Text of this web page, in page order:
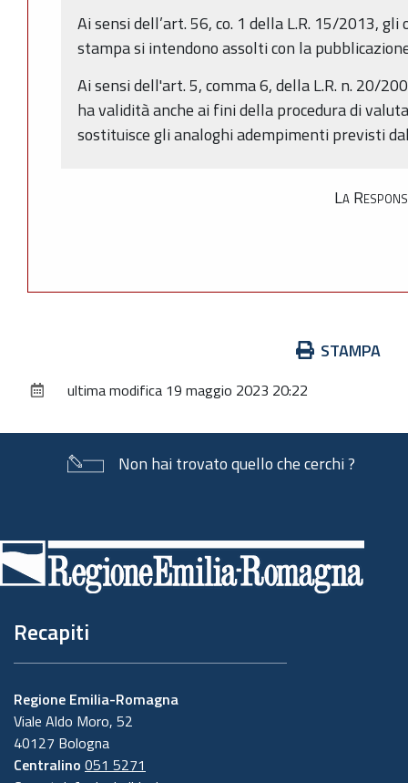
Ai sensi dell’art. 56, co. 1 della L.R. 15/2013,
stampa si intendono assolti con la
Ai sensi dell'art. 5, comma 6, della L.R. n. 20/
ha validità anche ai fini della procedura di
sostituisce gli analoghi adempimenti previsti
La
documento
STAMPA
ultima modifica 19 maggio 2023 20:22
Non hai trovato quello che cerchi ?
di
pagina
Recapiti
Regione Emilia-Romagna
Viale Aldo Moro, 52
40127 Bologna
Centralino 051 5271